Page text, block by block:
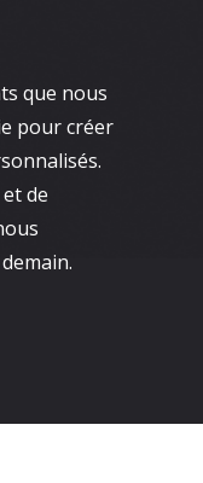
que nous
pour créer
de